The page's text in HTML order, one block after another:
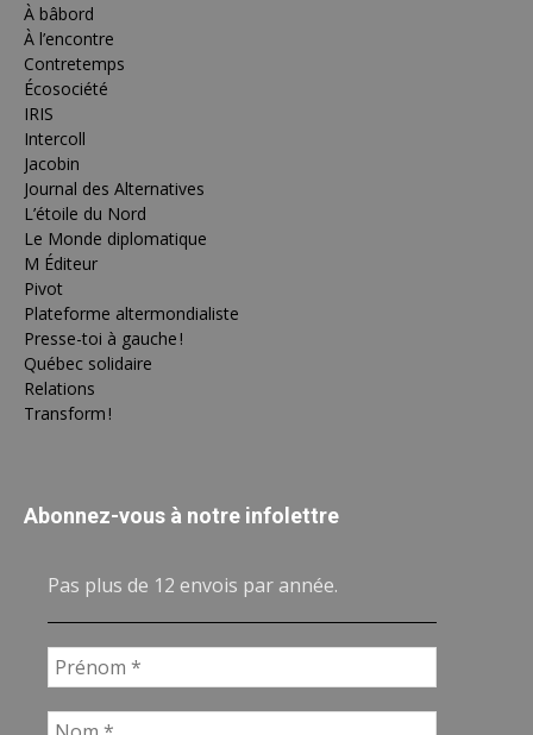
À bâbord
À l’encontre
Contretemps
Écosociété
IRIS
Intercoll
Jacobin
Journal des Alternatives
L’étoile du Nord
Le Monde diplomatique
M Éditeur
Pivot
Plateforme altermondialiste
Presse-toi à gauche !
Québec solidaire
Relations
Transform !
Abonnez-vous à notre infolettre
Pas plus de 12 envois par année.